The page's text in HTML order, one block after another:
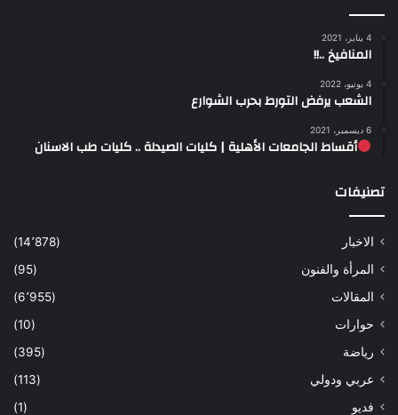
4 يناير، 2021
المنافيخ ..!!
4 يونيو، 2022
الشعب يرفض التورط بحرب الشوارع
6 ديسمبر، 2021
أقساط الجامعات الأهلية | كليات الصيدلة .. كليات طب الاسنان
تصنيفات
الاخبار
(14٬878)
المرأة والفنون
(95)
المقالات
(6٬955)
حوارات
(10)
رياضة
(395)
عربي ودولي
(113)
فديو
(1)